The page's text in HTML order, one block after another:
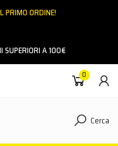
PRIMO ORDINE!
SUPERIORI A 100€
0
Cerca